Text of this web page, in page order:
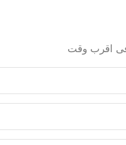
فى اقرب وقت